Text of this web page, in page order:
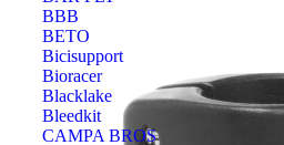
BBB
BETO
Bicisupport
Bioracer
Blacklake
Bleedkit
CAMPA BROS